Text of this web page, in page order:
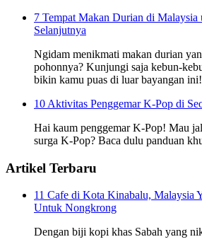
7 Tempat Makan Durian di
Selanjutnya
Ngidam menikmati makan durian
pohonnya? Kunjungi saja kebun-
bikin kamu puas di luar bayangan ini!
10 Aktivitas Penggemar K-Pop di
Hai kaum penggemar K-Pop! Mau
surga K-Pop? Baca dulu panduan
Artikel Terbaru
11 Cafe di Kota Kinabalu, Malaysia
Untuk Nongkrong
Dengan biji kopi khas Sabah yang